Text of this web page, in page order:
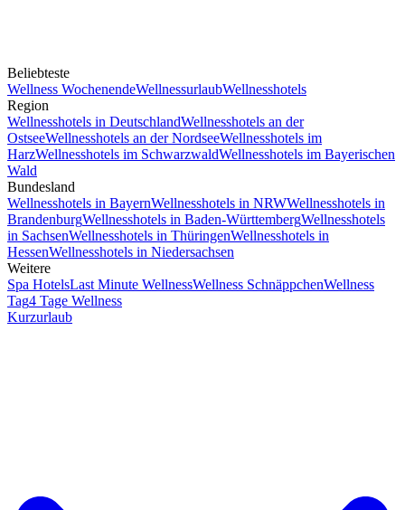
Beliebteste
Wellness WochenendeWellnessurlaubWellnesshotels
Region
Wellnesshotels in DeutschlandWellnesshotels an der
OstseeWellnesshotels an der NordseeWellnesshotels im
HarzWellnesshotels im SchwarzwaldWellnesshotels im Bayerischen
Wald
Bundesland
Wellnesshotels in BayernWellnesshotels in NRWWellnesshotels in
BrandenburgWellnesshotels in Baden-WürttembergWellnesshotels
in SachsenWellnesshotels in ThüringenWellnesshotels in
HessenWellnesshotels in Niedersachsen
Weitere
Spa HotelsLast Minute WellnessWellness SchnäppchenWellness
Tag4 Tage Wellness
Kurzurlaub